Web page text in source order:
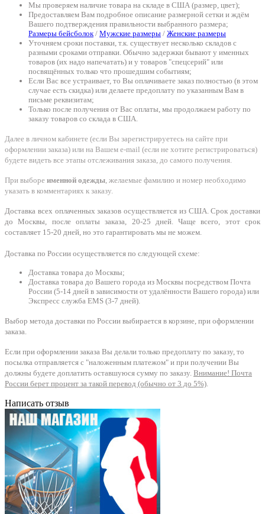
Мы проверяем наличие товара на складе в США (размер, цвет);
Предоставляем Вам подробное описание размерной сетки и ждём
Вашего подтверждения правильности выбранного размера;
Размеры бейсболок/ Мужские размеры / Женские размеры
Уточняем сроки поставки, т.к. существует несколько складов с
разными сроками отправки. Обычно задержки бывают у именных
товаров (их надо напечатать) и у товаров "спецсерий" или
посвящённых только что прошедшим событиям;
Если Вас все устраивает, то Вы оплачиваете заказ полностью (в этом
случае есть скидка) или делаете предоплату по указанным Вам в
письме реквизитам;
Только после получения от Вас оплаты, мы продолжаем работу по
заказу товаров со склада в США.
Далее в личном кабинете (если Вы зарегистрируетесь на сайте при
оформлении заказа) или на Вашем e-mail (если не хотите регистрироваться)
будете видеть все этапы отслеживания заказа, до самого получения.
При выборе именной одежды, желаемые фамилию и номер необходимо
указать в комментариях к заказу.
Доставка всех оплаченных заказов осуществляется из США. Срок доставки
до Москвы, после оплаты заказа, 20-25 дней. Чаще всего, этот срок
составляет 15-20 дней, но это гарантировать мы не можем.
Доставка по России осуществляется по следующей схеме:
Доставка товара до Москвы;
Доставка товара до Вашего города из Москвы посредством Почта
России (5-14 дней в зависимости от удалённости Вашего города) или
Экспресс служба EMS (3-7 дней).
Выбор метода доставки по России выбирается в корзине, при оформлении
заказа.
Если при оформлении заказа Вы делали только предоплату по заказу, то
посылка отправляется с "наложенным платежом" и при получении Вы
должны будете доплатить оставшуюся сумму по заказу. Внимание! Почта
России берет процент за такой перевод (обычно от 3 до 5%).
Написать отзыв